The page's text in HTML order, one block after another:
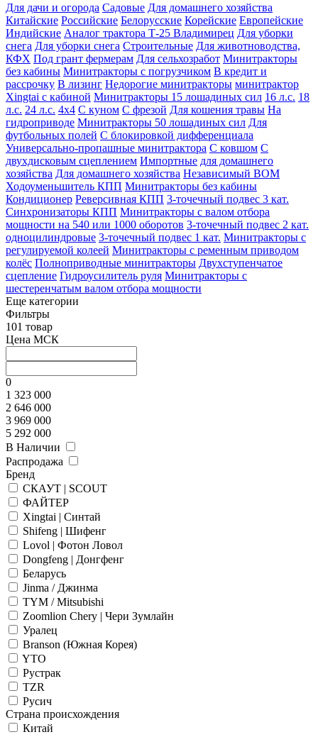
Для дачи и огорода Садовые Для домашнего хозяйства
Китайские Российские Белорусские Корейские Европейские
Индийские Аналог трактора Т-25 Владимирец Для уборки
снега Для уборки снега Строительные Для животноводства,
КФХ Под грант фермерам Для сельхозработ Минитракторы
без кабины Минитракторы с погрузчиком В кредит и
рассрочку В лизинг Недорогие минитракторы минитрактор
Xingtai с кабиной Минитракторы 15 лошадиных сил 16 л.с. 18
л.с. 24 л.с. 4х4 С куном С фрезой Для кошения травы На
гидроприводе Минитракторы 50 лошадиных сил Для
футбольных полей С блокировкой дифференциала
Универсально-пропашные минитрактора С ковшом С
двухдисковым сцеплением Импортные для домашнего
хозяйства Для домашнего хозяйства Независимый ВОМ
Ходоуменьшитель КПП Минитракторы без кабины
Кондиционер Реверсивная КПП 3-точечный подвес 3 кат.
Синхронизаторы КПП Минитракторы с валом отбора
мощности на 540 или 1000 оборотов 3-точечный подвес 2 кат.
одноцилиндровые 3-точечный подвес 1 кат. Минитракторы с
регулируемой колеей Минитракторы с ременным приводом
колёс Полноприводные минитракторы Двухступенчатое
сцепление Гидроусилитель руля Минитракторы с
шестеренчатым валом отбора мощности
Еще категории
Фильтры
101 товар
Цена МСК
0
1 323 000
2 646 000
3 969 000
5 292 000
В Наличии
Распродажа
Бренд
СКАУТ | SCOUT
ФАЙТЕР
Xingtai | Синтай
Shifeng | Шифенг
Lovol | Фотон Ловол
Dongfeng | Донгфенг
Беларусь
Jinma / Джинма
TYM / Mitsubishi
Zoomlion Chery | Чери Зумлайн
Уралец
Branson (Южная Корея)
YTO
Рустрак
TZR
Русич
Страна происхождения
Китай